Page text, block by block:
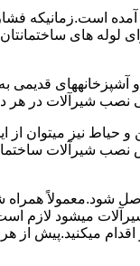
است.زمانیکه
های ساختمانتان
آشپزخانههای
شیرآلات در هر
حیاط نیز میتوان از
نصب شیرآلات
شود.معمولاً همراه
میشود لازم
میکنید.پیش از